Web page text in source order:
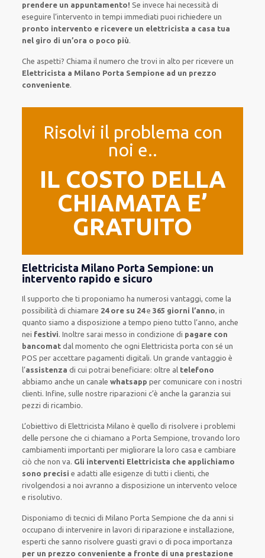
prendere un appuntamento! Se invece hainecessità di
eseguire l’intervento in tempiimmediati puoi richiedere un
pronto intervento e ricevere un elettricista a casa tua
nel giro di un’ora o poco più.
Che aspetti? Chiama il numero che trovi in alto per ricevere un
Elettricista a Milano Porta Sempione ad un prezzo
conveniente.
Risolvi il problema con
noi e..
IL COSTO DELLA
CHIAMATA E’
GRATUITO
Elettricista Milano Porta Sempione: un
intervento rapido e sicuro
Il supporto che tiproponiamo ha numerosi vantaggi, come la
possibilità di chiamare 24 ore su 24e 365 giorni l’anno, in
quanto siamo a disposizione a tempo pieno tutto l’anno, anche
nei festivi.Inoltre sarai messo in condizione di pagare con
bancomat dal momento che ogni Elettricistaporta con séun
POSper accettare pagamentidigitali.Un grande vantaggio è
l’assistenza di cui potrai beneficiare: oltre al telefono
abbiamo anche uncanale whatsappper comunicare con i nostri
clienti.Infine, sulle nostre riparazioni c’è anche lagaranzia sui
pezzi di ricambio.
L’obiettivo di Elettricista Milano è quello di risolvere i problemi
delle persone checi chiamano a Porta Sempione, trovando loro
cambiamenti importanti per migliorare la loro casa e cambiare
ciò che non va. Gli interventi Elettricista che applichiamo
sono precisi e adatti alle esigenze di tutti i clienti, che
rivolgendosi a noi avranno a disposizione un interventoveloce
e risolutivo.
Disponiamo ditecnici di Milano Porta Sempione che da anni si
occupano di intervenirein lavori di riparazione e installazione,
espertiche sanno risolvere guasti gravi o di poca importanza
per un prezzo conveniente a fronte di una prestazione